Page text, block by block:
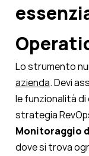
Lo strumento
azienda. Devi
le funzionalità di
strategia
Monitoraggio
dove si trova